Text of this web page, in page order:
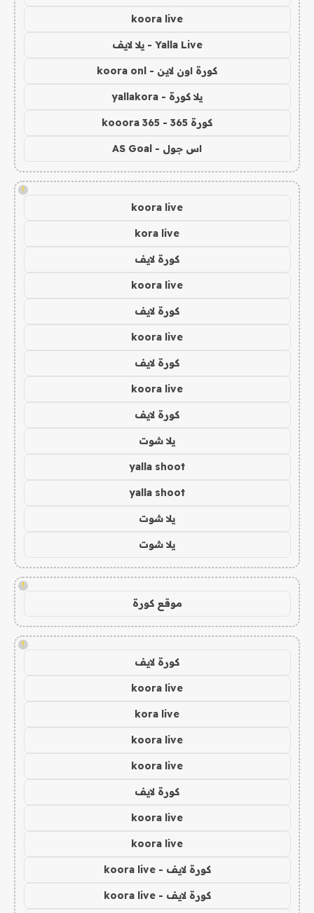
koora live
Yalla Live - يلا لايف
كورة اون لاين - koora onl
يلا كورة - yallakora
كورة 365 - kooora 365
اس جول - AS Goal
!
koora live
kora live
كورة لايف
koora live
كورة لايف
koora live
كورة لايف
koora live
كورة لايف
يلا شوت
yalla shoot
yalla shoot
يلا شوت
يلا شوت
!
موقع كورة
!
كورة لايف
koora live
kora live
koora live
koora live
كورة لايف
koora live
koora live
كورة لايف - koora live
كورة لايف - koora live